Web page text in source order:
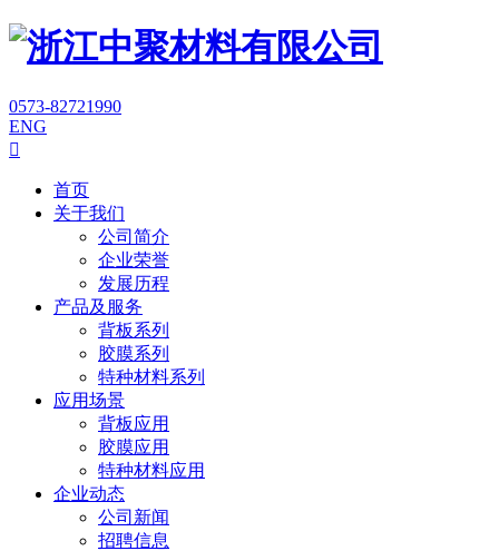
0573-82721990
ENG

首页
关于我们
公司简介
企业荣誉
发展历程
产品及服务
背板系列
胶膜系列
特种材料系列
应用场景
背板应用
胶膜应用
特种材料应用
企业动态
公司新闻
招聘信息